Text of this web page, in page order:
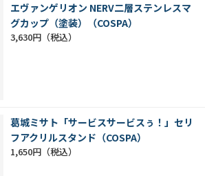
エヴァンゲリオン NERV二層ステンレスマ
グカップ（塗装）（COSPA）
3,630円
葛城ミサト「サービスサービスぅ！」セリ
フアクリルスタンド（COSPA）
1,650円